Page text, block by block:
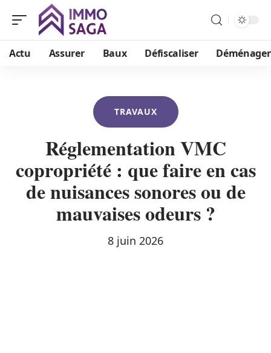
Actu Assurer Baux Défiscaliser Déménager
TRAVAUX
Réglementation VMC
copropriété : que faire en cas
de nuisances sonores ou de
mauvaises odeurs ?
8 juin 2026